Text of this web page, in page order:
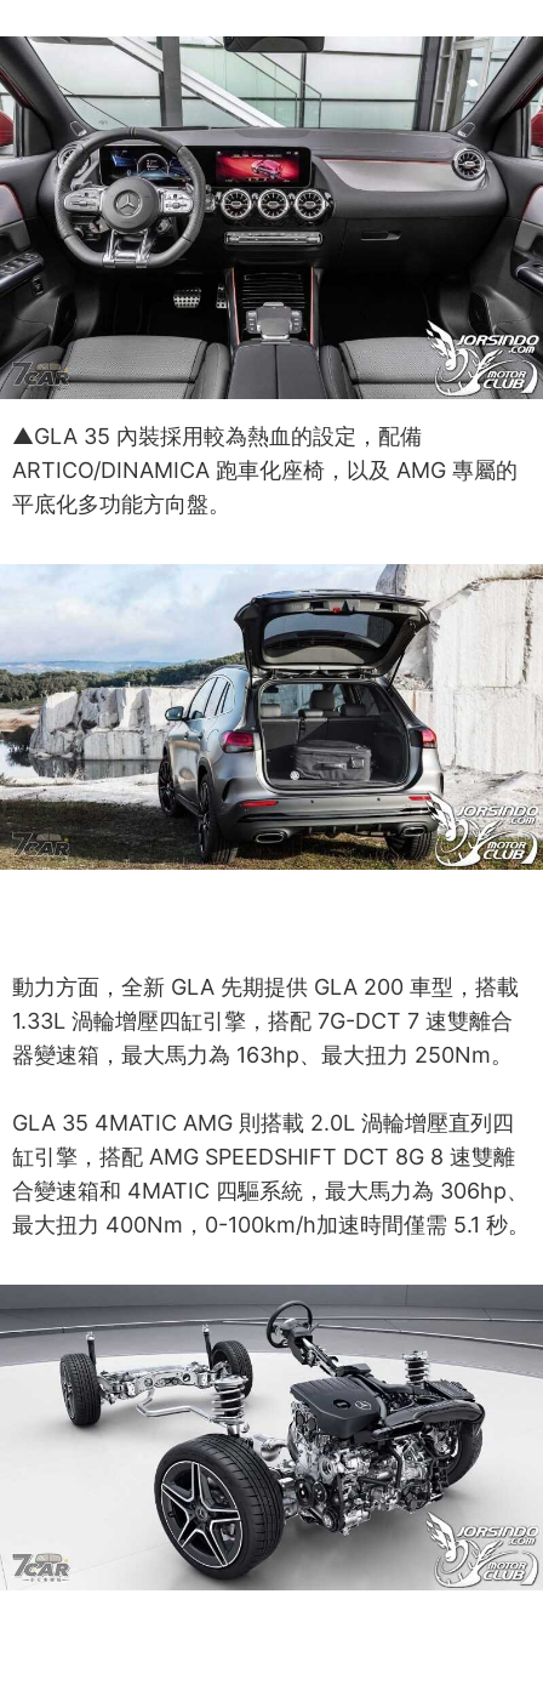
▲GLA 35 內裝採用較為熱血的設定，配備
ARTICO/DINAMICA 跑車化座椅，以及 AMG 專屬的
平底化多功能方向盤。
動力方面，全新 GLA 先期提供 GLA 200 車型，搭載
1.33L 渦輪增壓四缸引擎，搭配 7G-DCT 7 速雙離合
器變速箱，最大馬力為 163hp、最大扭力 250Nm。
GLA 35 4MATIC AMG 則搭載 2.0L 渦輪增壓直列四
缸引擎，搭配 AMG SPEEDSHIFT DCT 8G 8 速雙離
合變速箱和 4MATIC 四驅系統，最大馬力為 306hp、
最大扭力 400Nm，0-100km/h加速時間僅需 5.1 秒。